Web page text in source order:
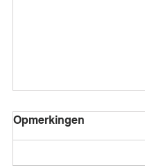
Opmerkingen